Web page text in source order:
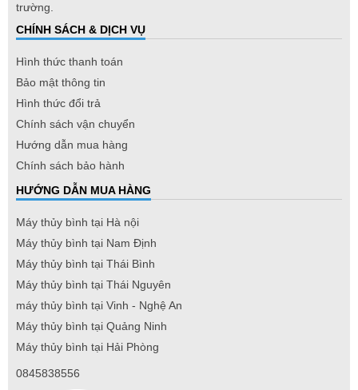
trường.
CHÍNH SÁCH & DỊCH VỤ
Hình thức thanh toán
Bảo mật thông tin
Hình thức đổi trả
Chính sách vận chuyển
Hướng dẫn mua hàng
Chính sách bảo hành
HƯỚNG DẪN MUA HÀNG
Máy thủy bình tại Hà nội
Máy thủy bình tại Nam Định
Máy thủy bình tại Thái Bình
Máy thủy bình tại Thái Nguyên
máy thủy bình tại Vinh - Nghệ An
Máy thủy bình tại Quảng Ninh
Máy thủy bình tại Hải Phòng
0845838556